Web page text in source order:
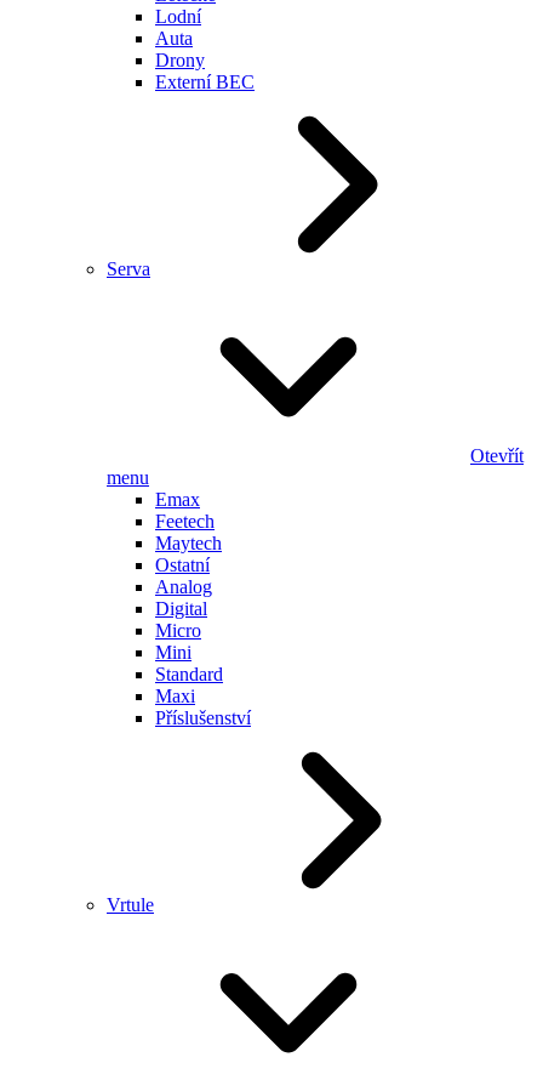
Lodní
Auta
Drony
Externí BEC
Serva
Otevřít
menu
Emax
Feetech
Maytech
Ostatní
Analog
Digital
Micro
Mini
Standard
Maxi
Příslušenství
Vrtule